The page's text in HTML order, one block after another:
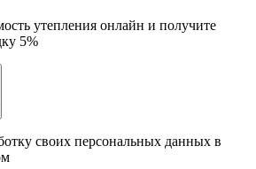
утепления онлайн и получите
5%
своих персональных данных в